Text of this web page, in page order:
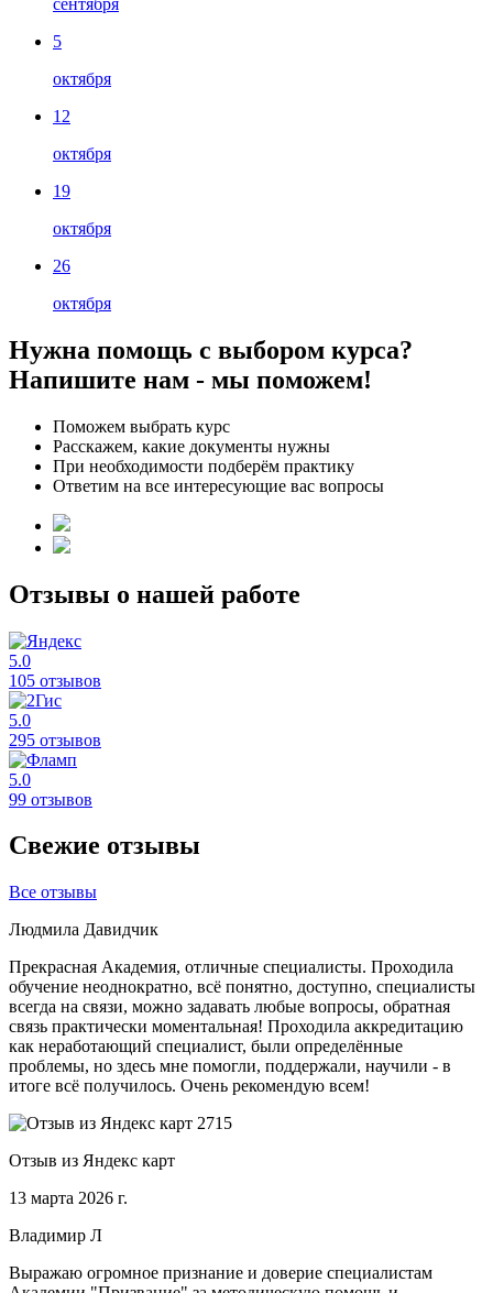
сентября
5
октября
12
октября
19
октября
26
октября
Нужна помощь с выбором курса?
Напишите нам - мы поможем!
Поможем выбрать курс
Расскажем, какие документы нужны
При необходимости подберём практику
Ответим на все интересующие вас вопросы
Отзывы о нашей работе
5.0
105 отзывов
5.0
295 отзывов
5.0
99 отзывов
Свежие отзывы
Все отзывы
Людмила Давидчик
Прекрасная Академия, отличные специалисты. Проходила
обучение неоднократно, всё понятно, доступно, специалисты
всегда на связи, можно задавать любые вопросы, обратная
связь практически моментальная! Проходила аккредитацию
как неработающий специалист, были определённые
проблемы, но здесь мне помогли, поддержали, научили - в
итоге всё получилось. Очень рекомендую всем!
Отзыв из Яндекс карт
13 марта 2026 г.
Владимир Л
Выражаю огромное признание и доверие специалистам